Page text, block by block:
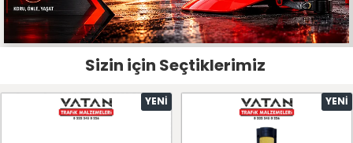
Sizin için Seçtiklerimiz
YENI YENI